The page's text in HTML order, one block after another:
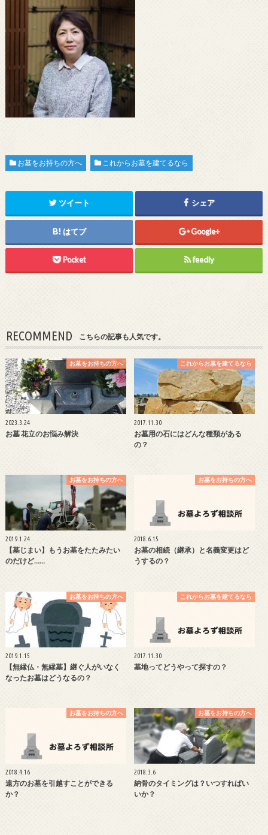
お墓をお持ちの方へ これからお墓を建てるなら
ツイート シェア
はてブ Google+
Pocket feedly
RECOMMEND こちらの記事も人気です。
お墓をお持ちの方へ
2023.3.24
お墓 花立のお悩み解決
これからお墓を建てるなら
2017.11.30
お墓用の石にはどんな種類がある
の？
お墓をお持ちの方へ
2019.1.24
【墓じまい】もうお墓をたたみたい
のだけど……
お墓をお持ちの方へ
2018.6.15
お墓の相続（継承）と名義変更はど
うするの？
お墓をお持ちの方へ
2019.1.15
【無縁仏・無縁墓】継ぐ人がいなく
なったお墓はどうなるの？
これからお墓を建てるなら
2017.11.30
墓地ってどうやって探すの？
お墓をお持ちの方へ
2018.4.16
遠方のお墓を引越すことができる
か？
お墓をお持ちの方へ
2018.3.6
納骨のタイミングは？いつすればい
いか？